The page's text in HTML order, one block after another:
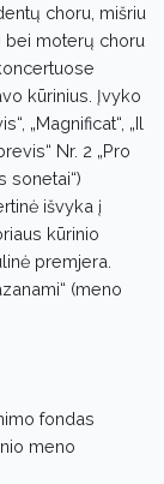
choru, mišriu
bei moterų choru
kūrinius. Įvyko
„Magnificat“, „Il
Nr. 2 „Pro
sonetai“)
išvyka į
kūrinio
premjera.
(meno
fondas
meno